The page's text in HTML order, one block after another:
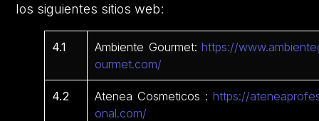
los siguientes sitios web:
4.1 Ambiente Gourmet:https://
ourmet.com/
4.2 Atenea Cosmeticos :https://
onal.com/